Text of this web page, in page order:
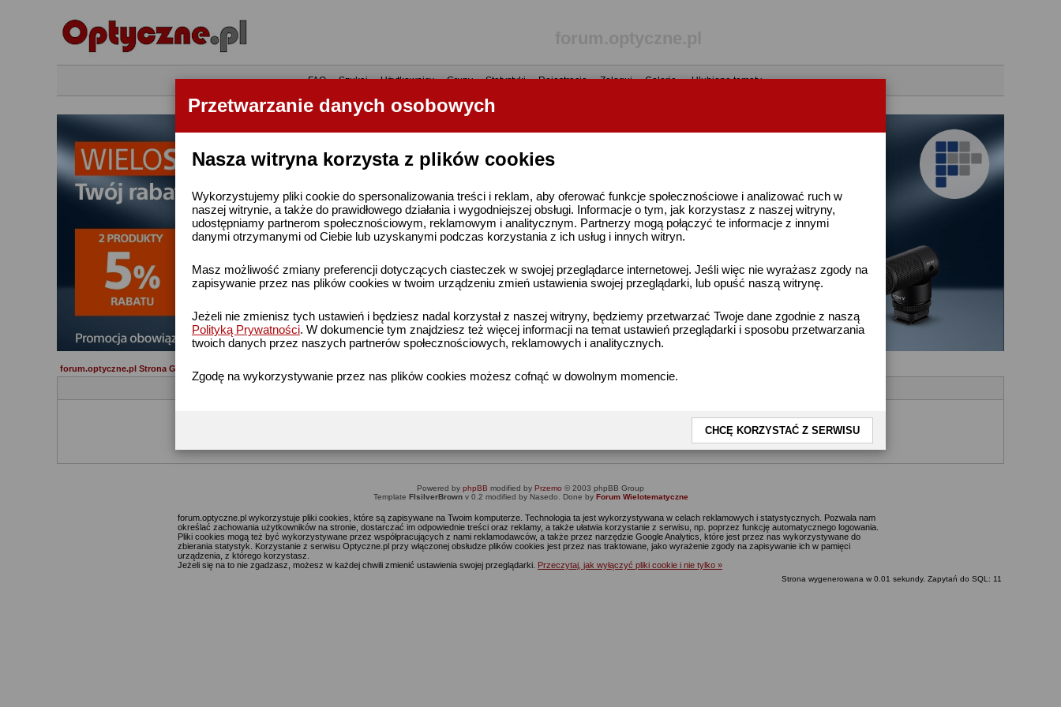
Przetwarzanie danych osobowych
Nasza witryna korzysta z plików cookies
Wykorzystujemy pliki cookie do spersonalizowania treści i reklam, aby oferować funkcje społecznościowe i analizować ruch w
naszej witrynie, a także do prawidłowego działania i wygodniejszej obsługi. Informacje o tym, jak korzystasz z naszej witryny,
udostępniamy partnerom społecznościowym, reklamowym i analitycznym. Partnerzy mogą połączyć te informacje z innymi
danymi otrzymanymi od Ciebie lub uzyskanymi podczas korzystania z ich usług i innych witryn.
Masz możliwość zmiany preferencji dotyczących ciasteczek w swojej przeglądarce internetowej. Jeśli więc nie wyrażasz zgody na
zapisywanie przez nas plików cookies w twoim urządzeniu zmień ustawienia swojej przeglądarki, lub opuść naszą witrynę.
Jeżeli nie zmienisz tych ustawień i będziesz nadal korzystał z naszej witryny, będziemy przetwarzać Twoje dane zgodnie z naszą
Polityką Prywatności. W dokumencie tym znajdziesz też więcej informacji na temat ustawień przeglądarki i sposobu przetwarzania
twoich danych przez naszych partnerów społecznościowych, reklamowych i analitycznych.
Zgodę na wykorzystywanie przez nas plików cookies możesz cofnąć w dowolnym momencie.
CHCĘ KORZYSTAĆ Z SERWISU
•FAQ•Szukaj•Użytkownicy•Grupy•Statystyki•Rejestracja•Zaloguj•Galerie• Ulubione tematy
forum.optyczne.pl Strona Główna
żeby przejść do formularza rejestracyjnego.
Powered by phpBB modified by Przemo © 2003 phpBB Group
Template FIsilverBrownv 0.2 modified by Nasedo. Done by Forum Wielotematyczne
forum.optyczne.pl wykorzystuje pliki cookies, które są zapisywane na Twoim komputerze. Technologia ta jest wykorzystywana w celach reklamowych i statystycznych. Pozwala nam
określać zachowania użytkowników na stronie, dostarczać im odpowiednie treści oraz reklamy, a także ułatwia korzystanie z serwisu, np. poprzez funkcję automatycznego logowania.
Pliki cookies mogą też być wykorzystywane przez współpracujących z nami reklamodawców, a także przez narzędzie Google Analytics, które jest przez nas wykorzystywane do
zbierania statystyk. Korzystanie z serwisu Optyczne.pl przy włączonej obsłudze plików cookies jest przez nas traktowane, jako wyrażenie zgody na zapisywanie ich w pamięci
urządzenia, z którego korzystasz.
Jeżeli się na to nie zgadzasz, możesz w każdej chwili zmienić ustawienia swojej przeglądarki. Przeczytaj, jak wyłączyć pliki cookie i nie tylko »
Strona wygenerowana w 0.01 sekundy. Zapytań do SQL: 11